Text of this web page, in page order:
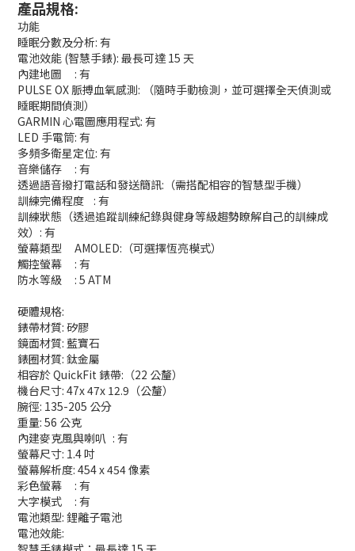
產品規格:
功能
睡眠分數及分析: 有
電池效能 (智慧手錶): 最長可達 15 天
內建地圖
: 有
PULSE OX 脈搏血氧感測: （隨時手動檢測，並可選擇全天偵測或
睡眠期間偵測）
GARMIN 心電圖應用程式: 有
LED 手電筒: 有
多頻多衛星定位: 有
音樂儲存
: 有
透過語音撥打電話和發送簡訊:（需搭配相容的智慧型手機）
訓練完備程度
: 有
訓練狀態（透過追蹤訓練紀錄與健身等級趨勢瞭解自己的訓練成
效）: 有
螢幕類型
AMOLED:（可選擇恆亮模式）
觸控螢幕
: 有
防水等級
: 5 ATM
硬體規格:
錶帶材質: 矽膠
鏡面材質: 藍寶石
錶圈材質: 鈦金屬
相容於 QuickFit 錶帶:（22 公釐）
機台尺寸: 47x 47x 12.9（公釐）
腕徑: 135-205 公分
重量: 56 公克
內建麥克風與喇叭 : 有
螢幕尺寸: 1.4 吋
螢幕解析度: 454 x 454 像素
彩色螢幕
: 有
大字模式
: 有
電池類型: 鋰離子電池
電池效能: